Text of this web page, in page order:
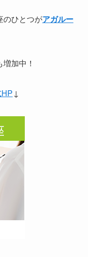
のひとつがアガルー
加中！
↓